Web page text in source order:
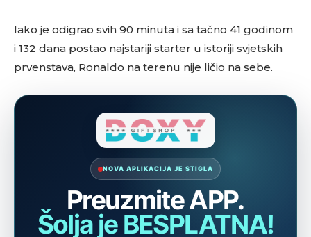
Iako je odigrao svih 90 minuta i sa tačno 41 godinom
i 132 dana postao najstariji starter u istoriji svjetskih
prvenstava, Ronaldo na terenu nije ličio na sebe.